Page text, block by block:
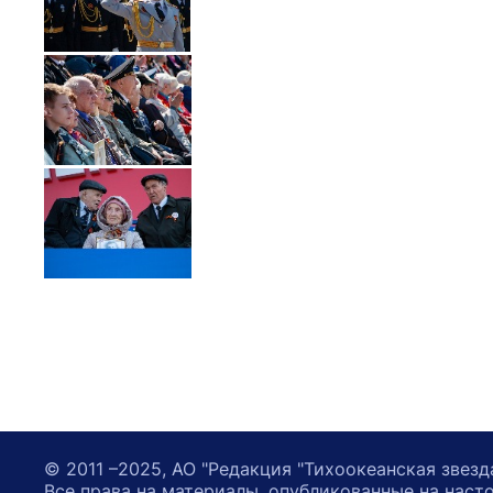
© 2011 –2025, АО "Редакция "Тихоокеанская